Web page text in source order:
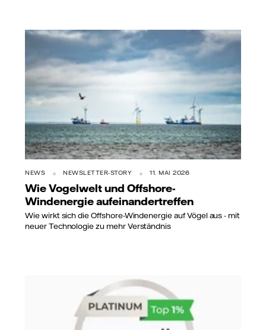
NEWS NEWSLETTER-STORY 11. MAI 2026
Wie Vogelwelt und Offshore-
Windenergie aufeinandertreffen
Wie wirkt sich die Offshore-Windenergie auf Vögel aus - mit
neuer Technologie zu mehr Verständnis